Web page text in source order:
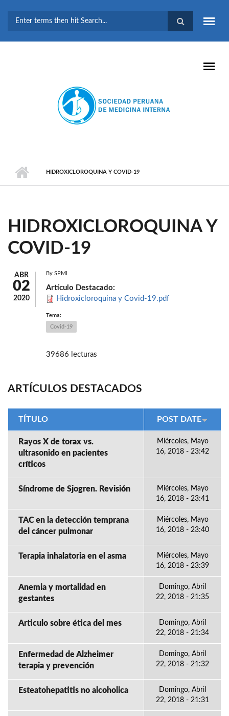
BÚSQUEDA
HIDROXICLOROQUINA Y COVID-19
HIDROXICLOROQUINA Y
COVID-19
ABR
02
2020
By SPMI
Artículo Destacado:
Hidroxicloroquina y Covid-19.pdf
Tema:
Covid-19
39686 lecturas
ARTÍCULOS DESTACADOS
TÍTULO POST DATE
Rayos X de torax vs.
ultrasonido en pacientes
críticos
Miércoles, Mayo
16, 2018 - 23:42
Síndrome de Sjogren. Revisión
Miércoles, Mayo
16, 2018 - 23:41
TAC en la detección temprana
del cáncer pulmonar
Miércoles, Mayo
16, 2018 - 23:40
Terapia inhalatoria en el asma
Miércoles, Mayo
16, 2018 - 23:39
Anemia y mortalidad en
gestantes
Domingo, Abril
22, 2018 - 21:35
Articulo sobre ética del mes
Domingo, Abril
22, 2018 - 21:34
Enfermedad de Alzheimer
terapia y prevención
Domingo, Abril
22, 2018 - 21:32
Esteatohepatitis no alcoholica
Domingo, Abril
22, 2018 - 21:31